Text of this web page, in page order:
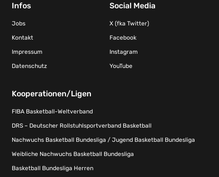
Infos
Jobs
Kontakt
Impressum
Datenschutz
Social Media
X (fka Twitter)
Facebook
Instagram
YouTube
Kooperationen/Ligen
FIBA Basketball-Weltverband
DRS – Deutscher Rollstuhlsportverband Basketball
Nachwuchs Basketball Bundesliga / Jugend Basketball Bundesliga
Weibliche Nachwuchs Basketball Bundesliga
Basketball Bundesliga Herren